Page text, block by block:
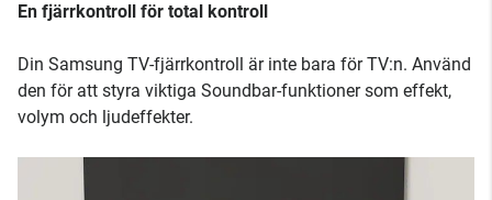
En fjärrkontroll för total kontroll
Din Samsung TV-fjärrkontroll är inte bara för TV:n. Använd
den för att styra viktiga Soundbar-funktioner som effekt,
volym och ljudeffekter.